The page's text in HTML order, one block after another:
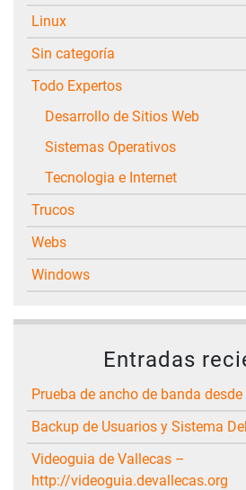
Linux
Sin categoría
Todo Expertos
Desarrollo de Sitios Web
Sistemas Operativos
Tecnologia e Internet
Trucos
Webs
Windows
Entradas
Prueba de ancho de banda
Backup de Usuarios y Sistema
Videoguia de Vallecas –
http://videoguia.devallecas.org